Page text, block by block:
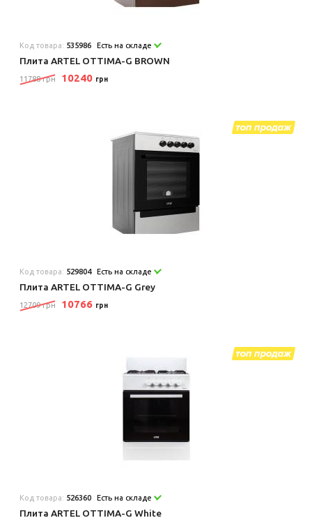
Код товара: 535986 Есть на складе
Плита ARTEL OTTIMA-G BROWN
11788 грн 10240 грн
Код товара: 529804 Есть на складе
Плита ARTEL OTTIMA-G Grey
12709 грн 10766 грн
Код товара: 526360 Есть на складе
Плита ARTEL OTTIMA-G White